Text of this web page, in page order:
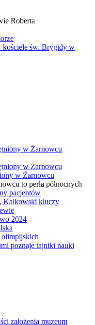
Roberta
św. Brygidy w
w Żarnowcu
to perła północnych
pacjentów
Kalkowski kluczy
2024
poznaje tajniki nauki